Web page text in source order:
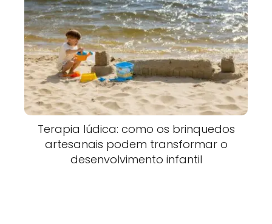
Terapia lúdica: como os brinquedos
artesanais podem transformar o
desenvolvimento infantil